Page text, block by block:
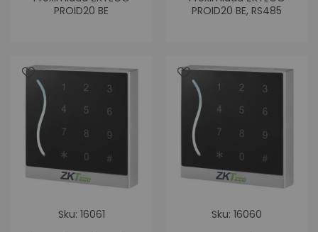
PROID20 BE
PROID20 BE, RS485
Sku: 16061
Sku: 16060